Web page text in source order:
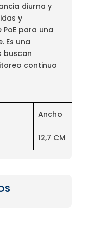
diurna y
y
para una
Es una
buscan
continuo
Ancho
12,7 CM